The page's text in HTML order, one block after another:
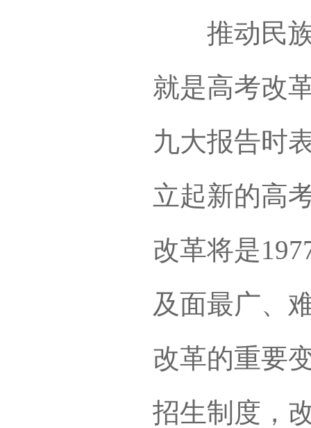
推动民族
就是高考改
九大报告时
立起新的高
改革将是
及面最广、
改革的重要
招生制度，